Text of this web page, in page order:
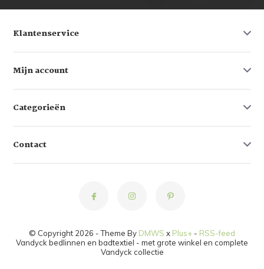
Klantenservice
Mijn account
Categorieën
Contact
© Copyright 2026 - Theme By DMWS x Plus+ - RSS-feed
Vandyck bedlinnen en badtextiel - met grote winkel en complete
Vandyck collectie